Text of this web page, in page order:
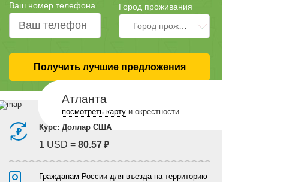
Город:Атланта
Фото от путешесвенника:Наталья 11
Ваш номер телефона
Город проживания
Город проживания
Получить лучшие предложения
Атланта
посмотреть карту и окрестности
Курс: Доллар США
1 USD = 80.57₽
Гражданам России для въезда на территорию